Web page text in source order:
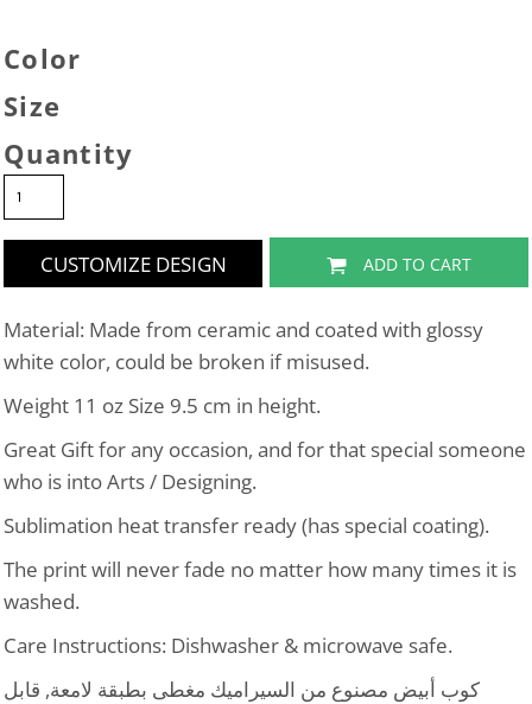
Color
Size
Quantity
CUSTOMIZE DESIGN ADD TO CART
Material: Made from ceramic and coated with glossy
white color, could be broken if misused.
Weight 11 oz Size 9.5 cm in height.
Great Gift for any occasion, and for that special someone
who is into Arts / Designing.
Sublimation heat transfer ready (has special coating).
The print will never fade no matter how many times it is
washed.
Care Instructions: Dishwasher & microwave safe.
كوب أبيض مصنوع من السيراميك مغطى بطبقة لامعة, قابل